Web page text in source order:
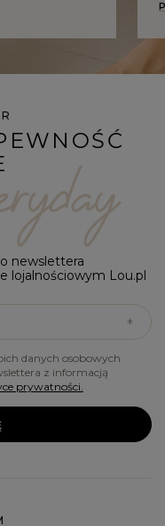
newslettera
lojalnościowym Lou.pl
danych osobowych
z informacją
prywatności.